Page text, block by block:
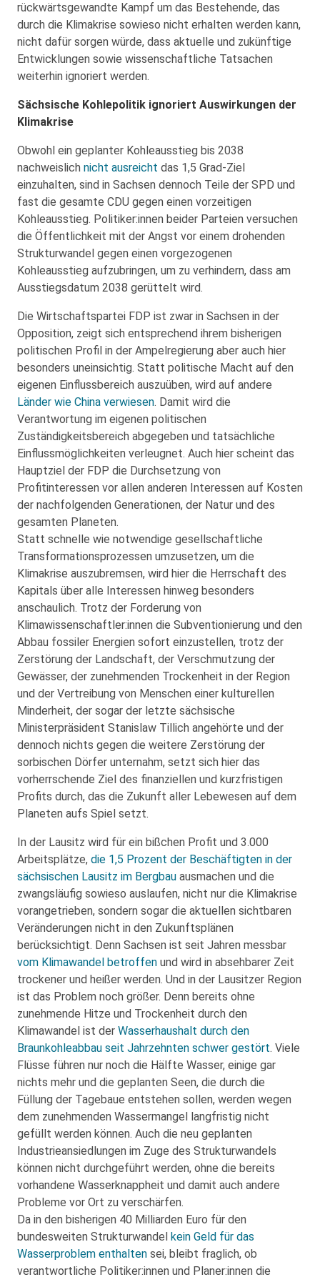
rückwärtsgewandte Kampf um das Bestehende, das
durch die Klimakrise sowieso nicht erhalten werden kann,
nicht dafür sorgen würde, dass aktuelle und zukünftige
Entwicklungen sowie wissenschaftliche Tatsachen
weiterhin ignoriert werden.
Sächsische Kohlepolitik ignoriert Auswirkungen der
Klimakrise
Obwohl ein geplanter Kohleausstieg bis 2038
nachweislich nicht ausreicht das 1,5 Grad-Ziel
einzuhalten, sind in Sachsen dennoch Teile der SPD und
fast die gesamte CDU gegen einen vorzeitigen
Kohleausstieg. Politiker:innen beider Parteien versuchen
die Öffentlichkeit mit der Angst vor einem drohenden
Strukturwandel gegen einen vorgezogenen
Kohleausstieg aufzubringen, um zu verhindern, dass am
Ausstiegsdatum 2038 gerüttelt wird.
Die Wirtschaftspartei FDP ist zwar in Sachsen in der
Opposition, zeigt sich entsprechend ihrem bisherigen
politischen Profil in der Ampelregierung aber auch hier
besonders uneinsichtig. Statt politische Macht auf den
eigenen Einflussbereich auszuüben, wird auf andere
Länder wie China verwiesen. Damit wird die
Verantwortung im eigenen politischen
Zuständigkeitsbereich abgegeben und tatsächliche
Einflussmöglichkeiten verleugnet. Auch hier scheint das
Hauptziel der FDP die Durchsetzung von
Profitinteressen vor allen anderen Interessen auf Kosten
der nachfolgenden Generationen, der Natur und des
gesamten Planeten.
Statt schnelle wie notwendige gesellschaftliche
Transformationsprozessen umzusetzen, um die
Klimakrise auszubremsen, wird hier die Herrschaft des
Kapitals über alle Interessen hinweg besonders
anschaulich. Trotz der Forderung von
Klimawissenschaftler:innen die Subventionierung und den
Abbau fossiler Energien sofort einzustellen, trotz der
Zerstörung der Landschaft, der Verschmutzung der
Gewässer, der zunehmenden Trockenheit in der Region
und der Vertreibung von Menschen einer kulturellen
Minderheit, der sogar der letzte sächsische
Ministerpräsident Stanislaw Tillich angehörte und der
dennoch nichts gegen die weitere Zerstörung der
sorbischen Dörfer unternahm, setzt sich hier das
vorherrschende Ziel des finanziellen und kurzfristigen
Profits durch, das die Zukunft aller Lebewesen auf dem
Planeten aufs Spiel setzt.
In der Lausitz wird für ein bißchen Profit und 3.000
Arbeitsplätze, die 1,5 Prozent der Beschäftigten in der
sächsischen Lausitz im Bergbau ausmachen und die
zwangsläufig sowieso auslaufen, nicht nur die Klimakrise
vorangetrieben, sondern sogar die aktuellen sichtbaren
Veränderungen nicht in den Zukunftsplänen
berücksichtigt. Denn Sachsen ist seit Jahren messbar
vom Klimawandel betroffen und wird in absehbarer Zeit
trockener und heißer werden. Und in der Lausitzer Region
ist das Problem noch größer. Denn bereits ohne
zunehmende Hitze und Trockenheit durch den
Klimawandel ist der Wasserhaushalt durch den
Braunkohleabbau seit Jahrzehnten schwer gestört. Viele
Flüsse führen nur noch die Hälfte Wasser, einige gar
nichts mehr und die geplanten Seen, die durch die
Füllung der Tagebaue entstehen sollen, werden wegen
dem zunehmenden Wassermangel langfristig nicht
gefüllt werden können. Auch die neu geplanten
Industrieansiedlungen im Zuge des Strukturwandels
können nicht durchgeführt werden, ohne die bereits
vorhandene Wasserknappheit und damit auch andere
Probleme vor Ort zu verschärfen.
Da in den bisherigen 40 Milliarden Euro für den
bundesweiten Strukturwandel kein Geld für das
Wasserproblem enthalten sei, bleibt fraglich, ob
verantwortliche Politiker:innen und Planer:innen die